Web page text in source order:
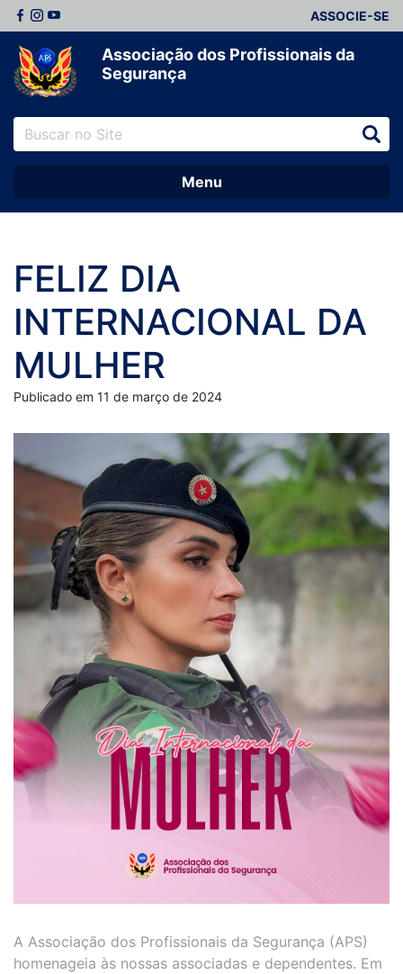
ASSOCIE-SE
Associação dos Profissionais da
Segurança
Menu
FELIZ DIA
INTERNACIONAL DA
MULHER
Publicado em 11 de março de 2024
A Associação dos Profissionais da Segurança (APS)
homenageia às nossas associadas e dependentes. Em